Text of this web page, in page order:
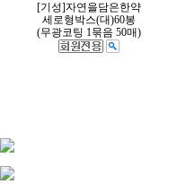
[기성]자연을담은한약
세로형박스(대)60봉
(무광코팅 1묶음 50매)